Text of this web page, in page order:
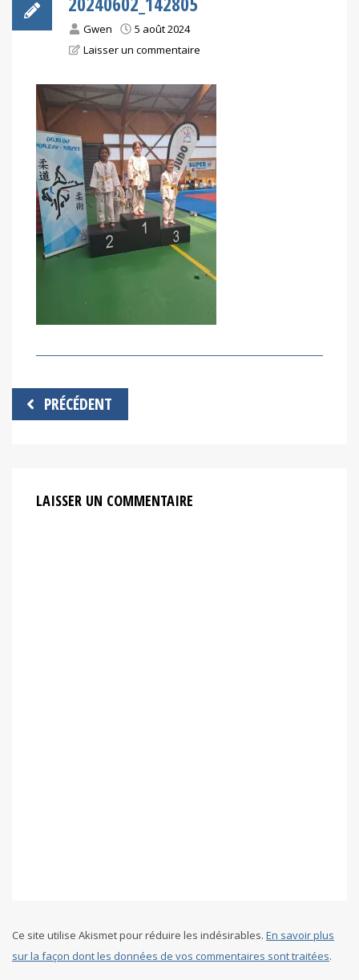
Gwen
5 août 2024
Laisser un commentaire
Navigation
de
PRÉCÉDENT
LAISSER UN COMMENTAIRE
Ce site utilise Akismet pour réduire les indésirables. En savoir plus
sur la façon dont les données de vos commentaires sont traitées.